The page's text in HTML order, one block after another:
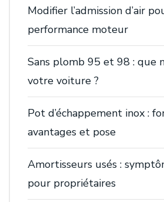
Modifier l’admission d’air
performance moteur
Sans plomb 95 et 98 : que
votre voiture ?
Pot d’échappement inox :
avantages et pose
Amortisseurs usés :
pour propriétaires